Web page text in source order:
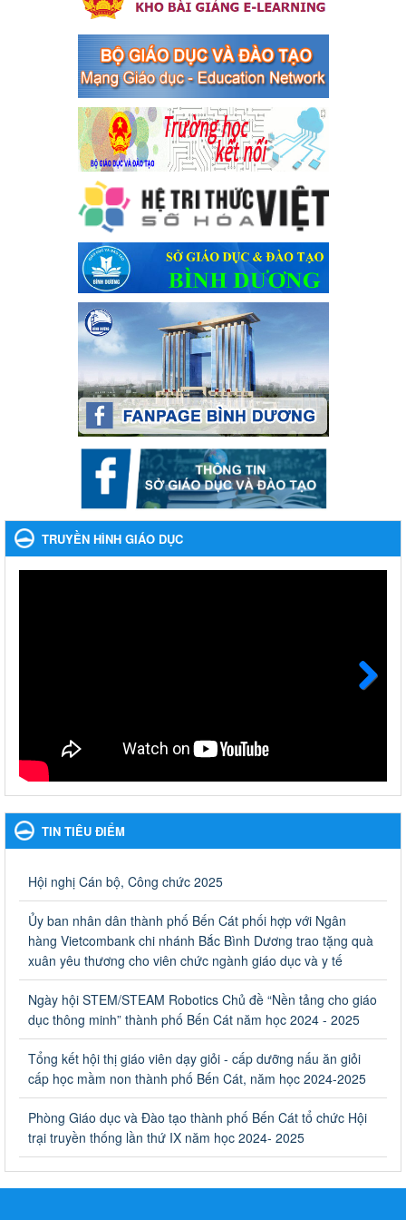
bàn thị xã Bến Cát
Kế hoạch Triển khai công tác tuyên truyền, đảm bảo trật tự, an
toàn giao thông năm 2024 tại các cơ sở giáo dục trên địa bàn thị
Ngày ban hành: 04/03/2024
Kế hoạch thực hiện Chỉ thị số 16/CT-TTg ngày 27/05/2023
của Thủ tướng Chính phủ về tăng cường phòng ngừa, đấu
tranh tội phạm, vi phạm pháp luật liên quan đến hoạt động
tổ chức đánh bạc và đánh bạc
Kế hoạch thực hiện Chỉ thị số 16/CT-TTg ngày 27/05/2023 của
Thủ tướng Chính phủ về tăng cường phòng ngừa, đấu tranh tội
phạm, vi phạm pháp luật liên quan đến hoạt động tổ chức đánh
bạc và đánh bạc
Ngày ban hành: 04/03/2024
Kế hoạch Tổ chức Hội trại truyền thống học sinh thị xã Bến
Cát Lần thứ VIII, năm học 2023-2024
Kế hoạch Tổ chức Hội trại truyền thống học sinh thị xã Bến Cát
Lần thứ VIII, năm học 2023-2024
Ngày ban hành: 28/12/2023
Phối hợp rà soát nhu cầu tiêm vắc xin phòng Covid 19
Phối hợp rà soát nhu cầu tiêm vắc xin phòng Covid 19
Ngày ban hành: 22/11/2023
Phát động, triển khai Cuộc thi " An toàn giao thông cho nụ
cười ngày mai" dành cho học sinh và giáo viên trung học
năm học 2023-2024
Phát động, triển khai Cuộc thi " An toàn giao thông cho nụ cười
Nhắc nhỡ thực hiện thanh toán không dùng tiền mặt các
khoản thu trong nhà trường năm học 2023-2024 và các năm
Ngày ban hành: 27/09/2023
Hưởng ứng cuộc thi Tìm hiểu Luật Phòng, chống ma túy
Hưởng ứng cuộc thi Tìm hiểu Luật Phòng, chống ma túy
Ngày ban hành: 06/09/2023
bổng, hỗ trợ của Chương trình "Tiếp sức đến trường" năm
học 2023-2024
Về việc thống kê, lập danh sách đề xuất học sinh nhận học bổng,
hỗ trợ của Chương trình "Tiếp sức đến trường" năm học 2023-
2024
Triển khai Kế hoạch Triển khai các hoạt động hưởng ứng
phong trào vệ sinh yêu nước nâng cao sức khỏe nhân dân
năm 2023
Triển khai Kế hoạch Triển khai các hoạt động hưởng ứng phong
trào vệ sinh yêu nước nâng cao sức khỏe nhân dân năm 2023
Ngày ban hành: 10/08/2023
Khẩn trương triển khai các biện pháp tăng cường công tác
TRUYỀN HÌNH GIÁO DỤC
TIN TIÊU ĐIỂM
Hội nghị Cán bộ, Công chức 2025
Ủy ban nhân dân thành phố Bến Cát phối hợp với Ngân
hàng Vietcombank chi nhánh Bắc Bình Dương trao tặng quà
xuân yêu thương cho viên chức ngành giáo dục và y tế
Ngày hội STEM/STEAM Robotics Chủ đề “Nền tảng cho giáo
dục thông minh” thành phố Bến Cát năm học 2024 - 2025
Tổng kết hội thị giáo viên dạy giỏi - cấp dưỡng nấu ăn giỏi
cấp học mầm non thành phố Bến Cát, năm học 2024-2025
Phòng Giáo dục và Đào tạo thành phố Bến Cát tổ chức Hội
trại truyền thống lần thứ IX năm học 2024- 2025